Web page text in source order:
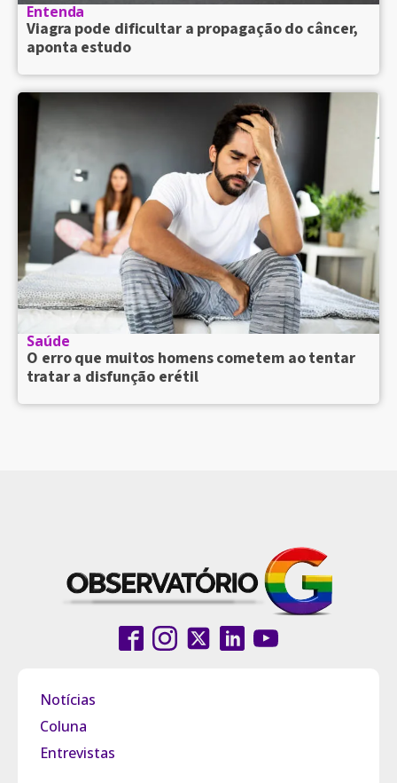
Entenda
Viagra pode dificultar a propagação do câncer,
aponta estudo
Saúde
O erro que muitos homens cometem ao tentar
tratar a disfunção erétil
Notícias
Coluna
Entrevistas